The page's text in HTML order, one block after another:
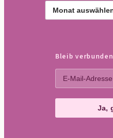
Frühere
Texte
Bleib verbunden